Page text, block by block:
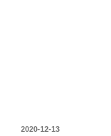
작
2020-12-13